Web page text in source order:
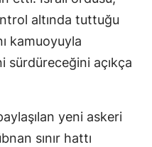
altında tuttuğu
kamuoyuyla
sürdüreceğini açıkça
yeni askeri
sınır hattı